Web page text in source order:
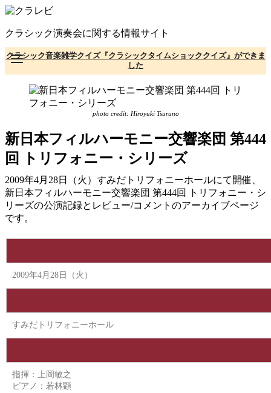
コ
テ
ン
ツ
へ
クラシック演奏会に関する情報サイト
クラシック音楽雑学クイズ『クラシックタイムショッククイズ』ができま
した
photo credit: Hiroyuki Tsuruno
新日本フィルハーモニー交響楽団 第444
回 トリフォニー・シリーズ
2009年4月28日（火）すみだトリフォニーホールにて開催、
新日本フィルハーモニー交響楽団 第444回 トリフォニー・シ
リーズの公演記録とレビュー/コメントのアーカイブページ
です。
2009年4月28日（火）
すみだトリフォニーホール
指揮：上岡敏之
ピアノ：若林顕